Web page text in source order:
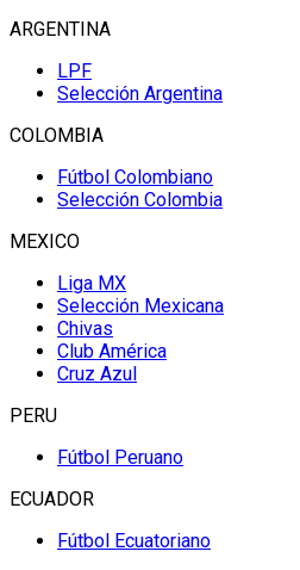
ARGENTINA
LPF
Selección Argentina
COLOMBIA
Fútbol Colombiano
Selección Colombia
MEXICO
Liga MX
Selección Mexicana
Chivas
Club América
Cruz Azul
PERU
Fútbol Peruano
ECUADOR
Fútbol Ecuatoriano